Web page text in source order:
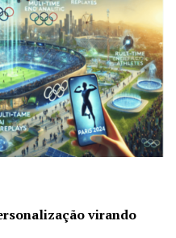
virando